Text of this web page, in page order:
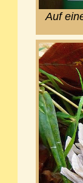
Auf